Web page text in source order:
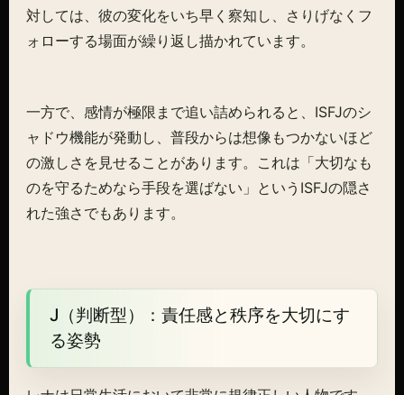
対しては、彼の変化をいち早く察知し、さりげなくフ
ォローする場面が繰り返し描かれています。
一方で、感情が極限まで追い詰められると、ISFJのシ
ャドウ機能が発動し、普段からは想像もつかないほど
の激しさを見せることがあります。これは「大切なも
のを守るためなら手段を選ばない」というISFJの隠さ
れた強さでもあります。
J（判断型）：責任感と秩序を大切にす
る姿勢